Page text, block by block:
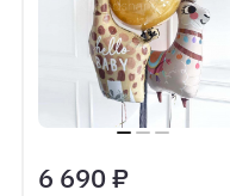
6 690 ₽